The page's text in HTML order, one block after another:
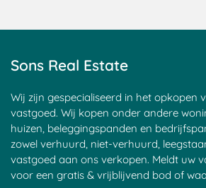
Sons Real Estate
Wij zijn gespecialiseerd in het opkopen
vastgoed. Wij kopen onder andere
huizen, beleggingspanden en
zowel verhuurd, niet-verhuurd,
vastgoed aan ons verkopen. Meldt uw
voor een gratis & vrijblijvend bod of